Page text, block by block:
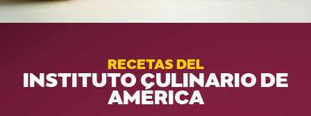
RECETAS DEL
INSTITUTO CULINARIO DE
AMÉRICA